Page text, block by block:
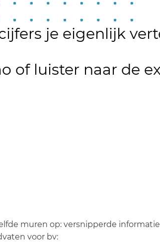
je eigenlijk
of luister naar de
muren op: versnipperde
voor bv: